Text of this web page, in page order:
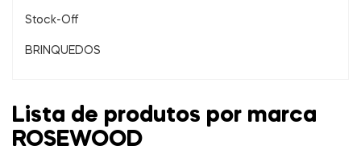
Stock-Off
BRINQUEDOS
Lista de produtos por marca
ROSEWOOD